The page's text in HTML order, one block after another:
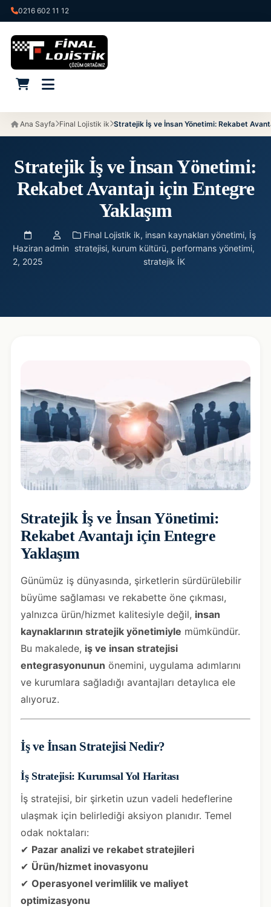
0216 602 11 12
Ana Sayfa Final Lojistik ik Stratejik İş ve İnsan Yönetimi: Rekabet
Stratejik İş ve İnsan Yönetimi:
Rekabet Avantajı için Entegre
Yaklaşım
Haziran
2, 2025
admin
Final Lojistik ik, insan kaynakları yönetimi, İş
stratejisi, kurum kültürü, performans yönetimi,
stratejik İK
Stratejik İş ve İnsan Yönetimi:
Rekabet Avantajı için Entegre
Yaklaşım
Günümüz iş dünyasında, şirketlerin sürdürülebilir
büyüme sağlaması ve rekabette öne çıkması,
yalnızca ürün/hizmet kalitesiyle değil, insan
kaynaklarının stratejik yönetimiyle mümkündür.
Bu makalede, iş ve insan stratejisi
entegrasyonunun önemini, uygulama adımlarını
ve kurumlara sağladığı avantajları detaylıca ele
alıyoruz.
İş ve İnsan Stratejisi Nedir?
İş Stratejisi: Kurumsal Yol Haritası
İş stratejisi, bir şirketin uzun vadeli hedeflerine
ulaşmak için belirlediği aksiyon planıdır. Temel
odak noktaları:
✔ Pazar analizi ve rekabet stratejileri
✔ Ürün/hizmet inovasyonu
✔ Operasyonel verimlilik ve maliyet
optimizasyonu